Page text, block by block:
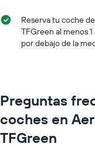
Reserva tu coche
TFGreen al menos
por debajo de la
Preguntas
coches en
TFGreen